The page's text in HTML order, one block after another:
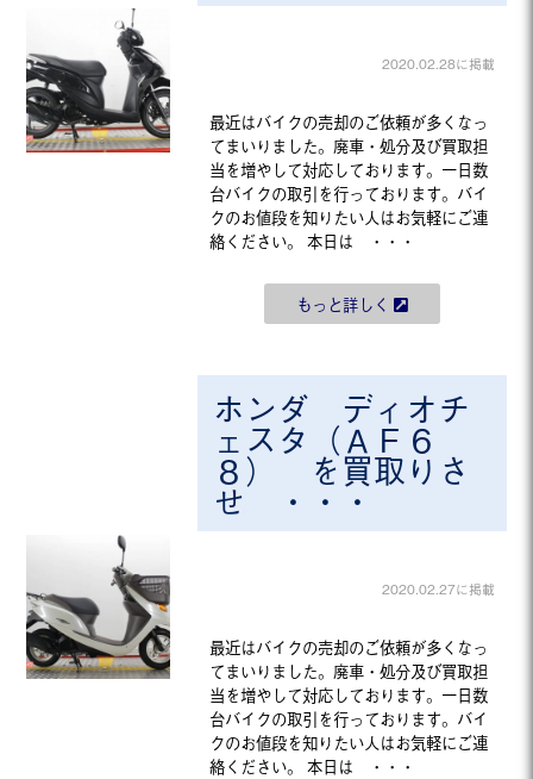
2020.02.28に掲載
最近はバイクの売却のご依頼が多くなっ
てまいりました。廃車・処分及び買取担
当を増やして対応しております。一日数
台バイクの取引を行っております。バイ
クのお値段を知りたい人はお気軽にご連
絡ください。 本日は ・・・
もっと詳しく
ホンダ ディオチ
ェスタ（ＡＦ６
８） を買取りさ
せ ・・・
2020.02.27に掲載
最近はバイクの売却のご依頼が多くなっ
てまいりました。廃車・処分及び買取担
当を増やして対応しております。一日数
台バイクの取引を行っております。バイ
クのお値段を知りたい人はお気軽にご連
絡ください。 本日は ・・・